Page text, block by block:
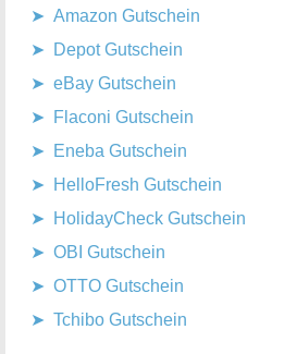
Amazon Gutschein
Depot Gutschein
eBay Gutschein
Flaconi Gutschein
Eneba Gutschein
HelloFresh Gutschein
HolidayCheck Gutschein
OBI Gutschein
OTTO Gutschein
Tchibo Gutschein